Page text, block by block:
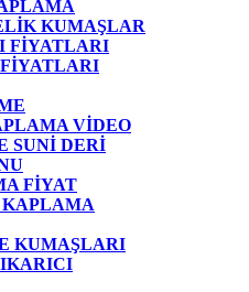
KUMAŞLAR
FİYATLARI
FİYATLARI
VİDEO
SUNİ DERİ
FİYAT
KUMAŞLARI